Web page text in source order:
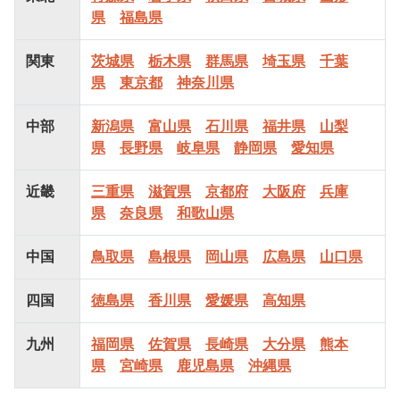
県
福島県
関東 茨城県 栃木県 群馬県 埼玉県
千葉
県
東京都 神奈川県
中部 新潟県 富山県 石川県 福井県
山梨
県
長野県 岐阜県 静岡県 愛知県
近畿 三重県 滋賀県 京都府 大阪府
兵庫
県
奈良県 和歌山県
中国 鳥取県 島根県 岡山県 広島県 山口県
四国 徳島県 香川県 愛媛県 高知県
九州 福岡県 佐賀県 長崎県 大分県
熊本
県
宮崎県 鹿児島県 沖縄県